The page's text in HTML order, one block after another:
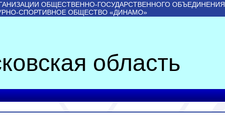
ОБЩЕСТВЕННО-ГОСУДАРСТВЕННОГО ОБЪЕДИНЕНИЯ
СПОРТИВНОЕ ОБЩЕСТВО «ДИНАМО»
область